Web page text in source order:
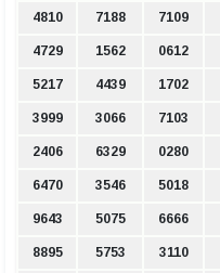
4810 7188 7109
4729 1562 0612
5217 4439 1702
3999 3066 7103
2406 6329 0280
6470 3546 5018
9643 5075 6666
8895 5753 3110